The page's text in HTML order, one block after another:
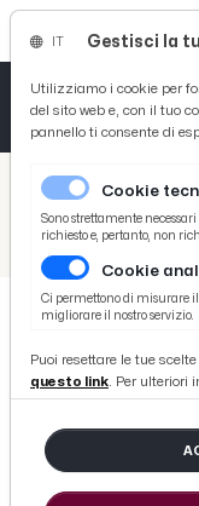
/
GAL Piceno: conclusa la prima
GAL
di
seconda
Gestisci la
Utilizziamo i cookie per
del sito web e, con il tuo
pannello ti consente di
Cookie
Sono strettamente
richiesto e, pertanto, non
Cookie
Ci permettono di misurare
migliorare il nostro servizio.
Puoi resettare le tue
questo link. Per ulteriori
Tutto News
Tutto Sport
Basket
Ciclismo
Tutto Curiosità